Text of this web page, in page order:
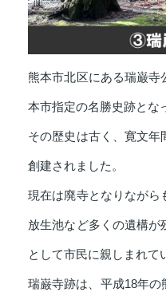
熊本市北区にある瑞巌寺
本市指定の名勝史跡とな
その歴史は古く、寛文年
創建されました。
現在は廃寺となりながら
放生池など多くの遺構
として市民に親しまれて
瑞巌寺跡は、平成18年